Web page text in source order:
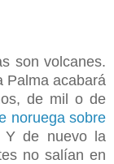
son volcanes.
Palma acabará
de mil o de
noruega sobre
Y de nuevo la
no salían en